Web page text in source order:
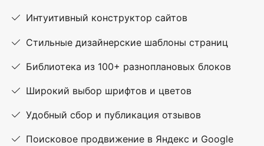
Интуитивный конструктор сайтов
Стильные дизайнерские шаблоны страниц
Библиотека из 100+ разноплановых блоков
Широкий выбор шрифтов и цветов
Удобный сбор и публикация отзывов
Поисковое продвижение в Яндекс и Google